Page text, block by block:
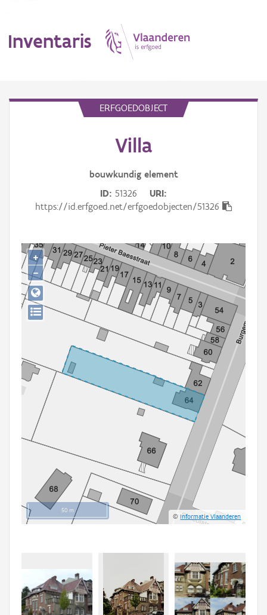
Inventaris
Gebeurtenis
Persoon of collectief
Downloads
ERFGOEDOBJECT
Villa
bouwkundig element
ID 51326
URI
https://id.erfgoed.net/erfgoedobjecten/51326
50 m
©Informatie Vlaanderen
+
−